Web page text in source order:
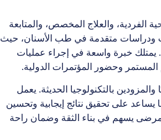
الفردية، والعلاج المخصص، والمتابعة
ودراسات متقدمة في طب الأسنان، حيث
يمتلك خبرة واسعة في إجراء عمليات
وحضور المؤتمرات الدولية.
بالتكنولوجيا الحديثة. يعمل
على تحقيق نتائج إيجابية وتحسين
يسهم في بناء الثقة وضمان راحة